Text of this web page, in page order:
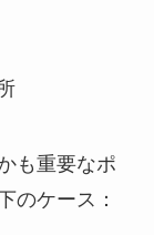
も重要なポ
のケース：